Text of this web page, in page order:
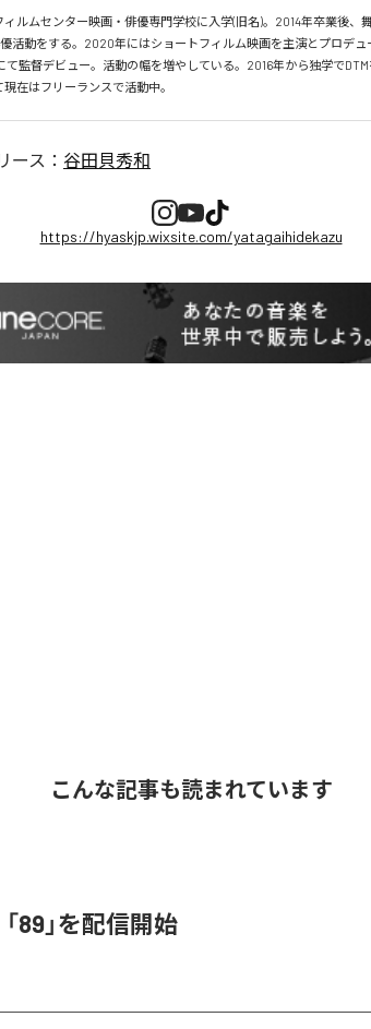
ルムセンター映画・俳優専門学校に入学(旧名)。2014年卒業後、
活動をする。2020年にはショートフィルム映画を主演とプロデ
て監督デビュー。活動の幅を増やしている。2016年から独学で
在はフリーランスで活動中。
ース： 谷田貝秀和
https://hyaskjp.wixsite.com/yatagaihidekazu
こんな記事も読まれています
89」を配信開始